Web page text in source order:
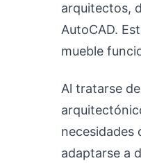
arquitectos,
AutoCAD.
mueble
Al tratarse
necesidades
adaptarse a